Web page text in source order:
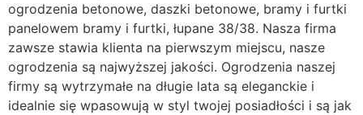
ogrodzenia betonowe, daszki betonowe, bramy i furtki
panelowem bramy i furtki, łupane 38/38. Nasza firma
zawsze stawia klienta na pierwszym miejscu, nasze
ogrodzenia są najwyższej jakości. Ogrodzenia naszej
firmy są wytrzymałe na długie lata są eleganckie i
idealnie się wpasowują w styl twojej posiadłości i są jak